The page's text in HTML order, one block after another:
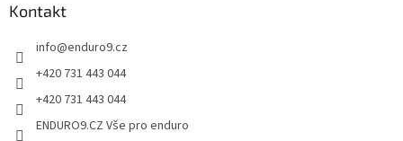
Kontakt
info@enduro9.cz
+420 731 443 044
+420 731 443 044
ENDURO9.CZ Vše pro enduro